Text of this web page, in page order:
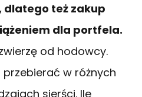
też zakup
dla portfela.
od hodowcy.
w różnych
sierści. Ile